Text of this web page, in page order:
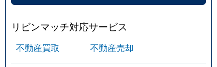
リビンマッチ対応サービス
不動産買取 不動産売却